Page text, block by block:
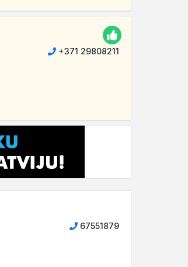
+371 29808211
67551879